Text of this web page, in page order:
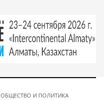
ОБЩЕСТВО И ПОЛИТИКА